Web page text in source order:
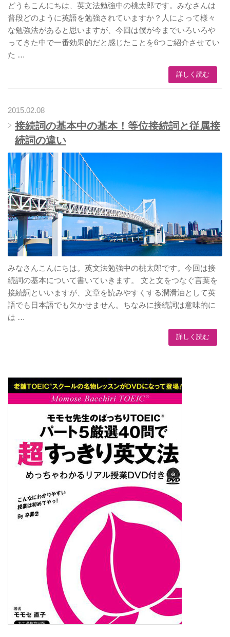
どうもこんにちは、英文法勉強中の桃太郎です。みなさんは
普段どのように英語を勉強されていますか？人によって様々
な勉強法があると思いますが、今回は僕が今までいろいろや
ってきた中で一番効果的だと感じたことを6つご紹介させてい
た …
詳しく読む
2015.02.08
接続詞の基本中の基本！等位接続詞と従属接
続詞の違い
みなさんこんにちは。英文法勉強中の桃太郎です。今回は接
続詞の基本について書いていきます。 文と文をつなぐ言葉を
接続詞といいますが、文章を読みやすくする潤滑油として英
語でも日本語でも欠かせません。ちなみに接続詞は意味的に
は …
詳しく読む